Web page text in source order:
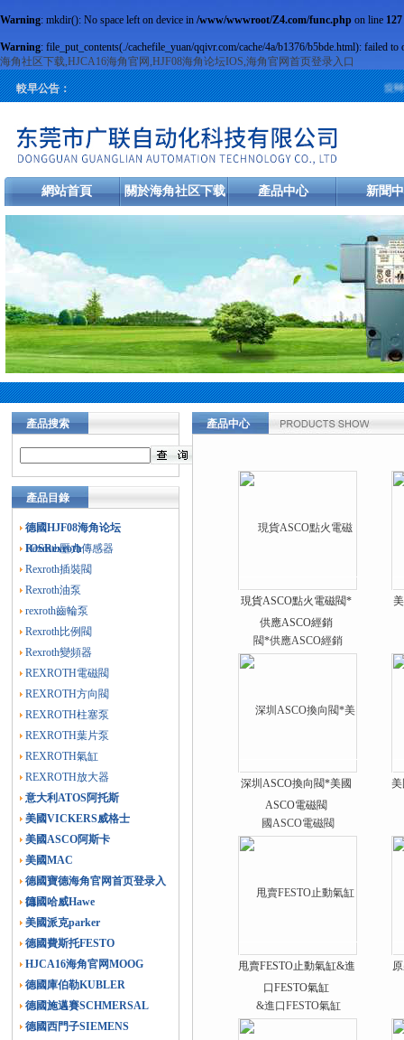
Warning: mkdir(): No space left on device in /www/wwwroot/Z4.com/func.php on line 127
Warning: file_put_contents(./cachefile_yuan/qqivr.com/cache/4a/b1376/b5bde.html): failed
海角社区下载,HJCA16海角官网,HJF08海角论坛IOS,海角官网首页登录入口
較早公告： 旋轉編
網站首頁 關於海角社区下载 產品中心 新聞
產品搜索
產品目錄
德國HJF08海角论坛
IOSRexroth
Rexroth壓力傳感器
Rexroth插裝閥
Rexroth油泵
rexroth齒輪泵
Rexroth比例閥
Rexroth變頻器
REXROTH電磁閥
REXROTH方向閥
REXROTH柱塞泵
REXROTH葉片泵
REXROTH氣缸
REXROTH放大器
意大利ATOS阿托斯
美國VICKERS威格士
美國ASCO阿斯卡
美國MAC
德國寶德海角官网首页登录入
口
德國哈威Hawe
美國派克parker
德國費斯托FESTO
HJCA16海角官网MOOG
德國庫伯勒KUBLER
德國施邁賽SCHMERSAL
德國西門子SIEMENS
產品中心
現貨ASCO點火電磁閥*
供應ASCO經銷
深圳ASCO換向閥*美國
ASCO電磁閥
甩賣FESTO止動氣缸&進
口FESTO氣缸